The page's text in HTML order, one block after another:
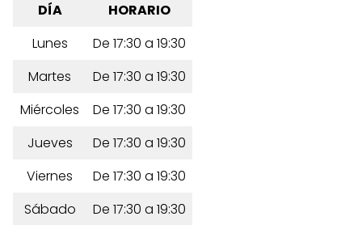
DÍA
HORARIO
Lunes
De 17:30 a 19:30
Martes
De 17:30 a 19:30
Miércoles
De 17:30 a 19:30
Jueves
De 17:30 a 19:30
Viernes
De 17:30 a 19:30
Sábado
De 17:30 a 19:30